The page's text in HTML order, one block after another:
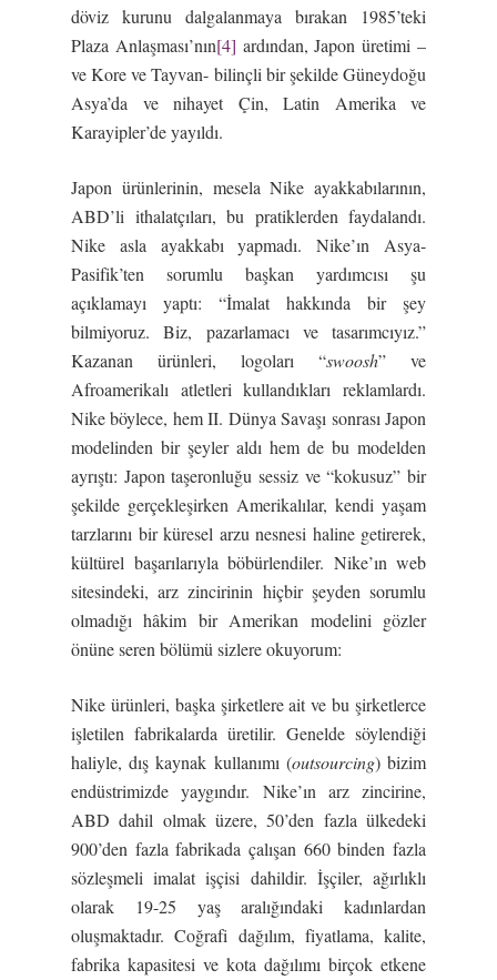
döviz kurunu dalgalanmaya bırakan 1985’teki
Plaza Anlaşması’nın[4] ardından, Japon üretimi –
ve Kore ve Tayvan- bilinçli bir şekilde Güneydoğu
Asya’da ve nihayet Çin, Latin Amerika ve
Karayipler’de yayıldı.
Japon ürünlerinin, mesela Nike ayakkabılarının,
ABD’li ithalatçıları, bu pratiklerden faydalandı.
Nike asla ayakkabı yapmadı. Nike’ın Asya-
Pasifik’ten sorumlu başkan yardımcısı şu
açıklamayı yaptı: “İmalat hakkında bir şey
bilmiyoruz. Biz, pazarlamacı ve tasarımcıyız.”
Kazanan ürünleri, logoları “swoosh” ve
Afroamerikalı atletleri kullandıkları reklamlardı.
Nike böylece, hem II. Dünya Savaşı sonrası Japon
modelinden bir şeyler aldı hem de bu modelden
ayrıştı: Japon taşeronluğu sessiz ve “kokusuz” bir
şekilde gerçekleşirken Amerikalılar, kendi yaşam
tarzlarını bir küresel arzu nesnesi haline getirerek,
kültürel başarılarıyla böbürlendiler. Nike’ın web
sitesindeki, arz zincirinin hiçbir şeyden sorumlu
olmadığı hâkim bir Amerikan modelini gözler
önüne seren bölümü sizlere okuyorum:
Nike ürünleri, başka şirketlere ait ve bu şirketlerce
işletilen fabrikalarda üretilir. Genelde söylendiği
haliyle, dış kaynak kullanımı (outsourcing) bizim
endüstrimizde yaygındır. Nike’ın arz zincirine,
ABD dahil olmak üzere, 50’den fazla ülkedeki
900’den fazla fabrikada çalışan 660 binden fazla
sözleşmeli imalat işçisi dahildir. İşçiler, ağırlıklı
olarak 19-25 yaş aralığındaki kadınlardan
oluşmaktadır. Coğrafi dağılım, fiyatlama, kalite,
fabrika kapasitesi ve kota dağılımı birçok etkene